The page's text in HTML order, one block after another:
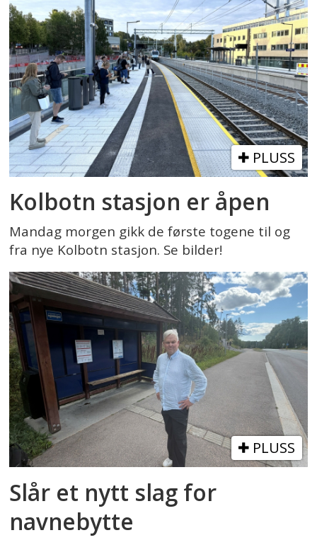
PLUSS
Kolbotn stasjon er åpen
Mandag morgen gikk de første togene til og
fra nye Kolbotn stasjon. Se bilder!
PLUSS
Slår et nytt slag for
navnebytte